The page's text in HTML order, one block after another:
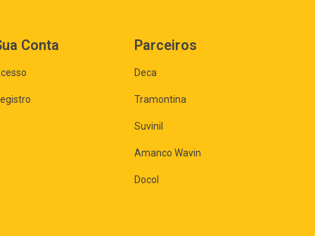
Conta Parceiros
Deca
Tramontina
Suvinil
Amanco Wavin
Docol